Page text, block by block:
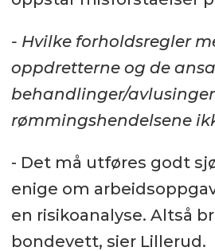
- Hvilke forholdsregler
oppdretterne og de
behandlinger/
rømmingshendelsene
- Det må utføres godt
enige om
en risikoanalyse. Altså
bondevett, sier Lillerud.